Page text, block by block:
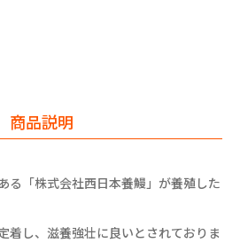
商品説明
る「株式会社西日本養鰻」が養殖した
着し、滋養強壮に良いとされておりま